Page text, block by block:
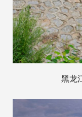
黑龙